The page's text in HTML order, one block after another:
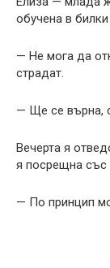
обучена в
— Не мога да
страдат.
— Ще се върна,
Вечерта я
я посрещна със
— По принцип